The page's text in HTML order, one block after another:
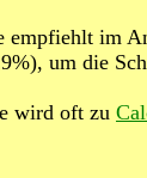
empfiehlt im
um die
wird oft zu